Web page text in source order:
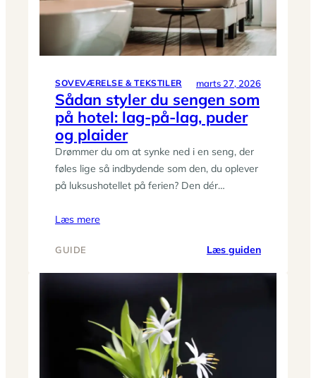
SOVEVÆRELSE & TEKSTILER marts 27, 2026
Sådan styler du sengen som
på hotel: lag-på-lag, puder
og plaider
Drømmer du om at synke ned i en seng, der
føles lige så indbydende som den, du oplever
på luksushotellet på ferien? Den dér…
Læs mere
GUIDE Læs guiden:
styler